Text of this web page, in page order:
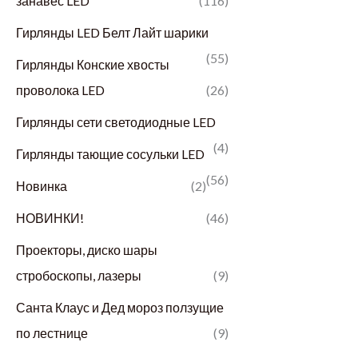
Гирлянды LED Белт Лайт шарики
(55)
Гирлянды Конские хвосты
проволока LED
(26)
Гирлянды сети светодиодные LED
(4)
Гирлянды тающие сосульки LED
(56)
Новинка (2)
НОВИНКИ! (46)
Проекторы, диско шары
стробоскопы, лазеры
(9)
Санта Клаус и Дед мороз ползущие
по лестнице
(9)